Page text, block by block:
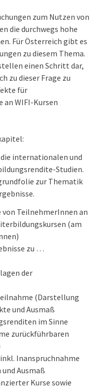
zum Nutzen von
die durchwegs hohe
Für Öster­reich gibt es
zu diesem Thema.
einen Schritt dar,
zu dieser Frage zu
für
WIFI-Kursen
internationalen und
Studien.
zur The­matik
TeilnehmerInnen an
(am
zu …
der
(Darstellung
und Ausmaß
im Sinne
zurückführbaren
Inanspruchnahme
Aus­maß
Kurse sowie